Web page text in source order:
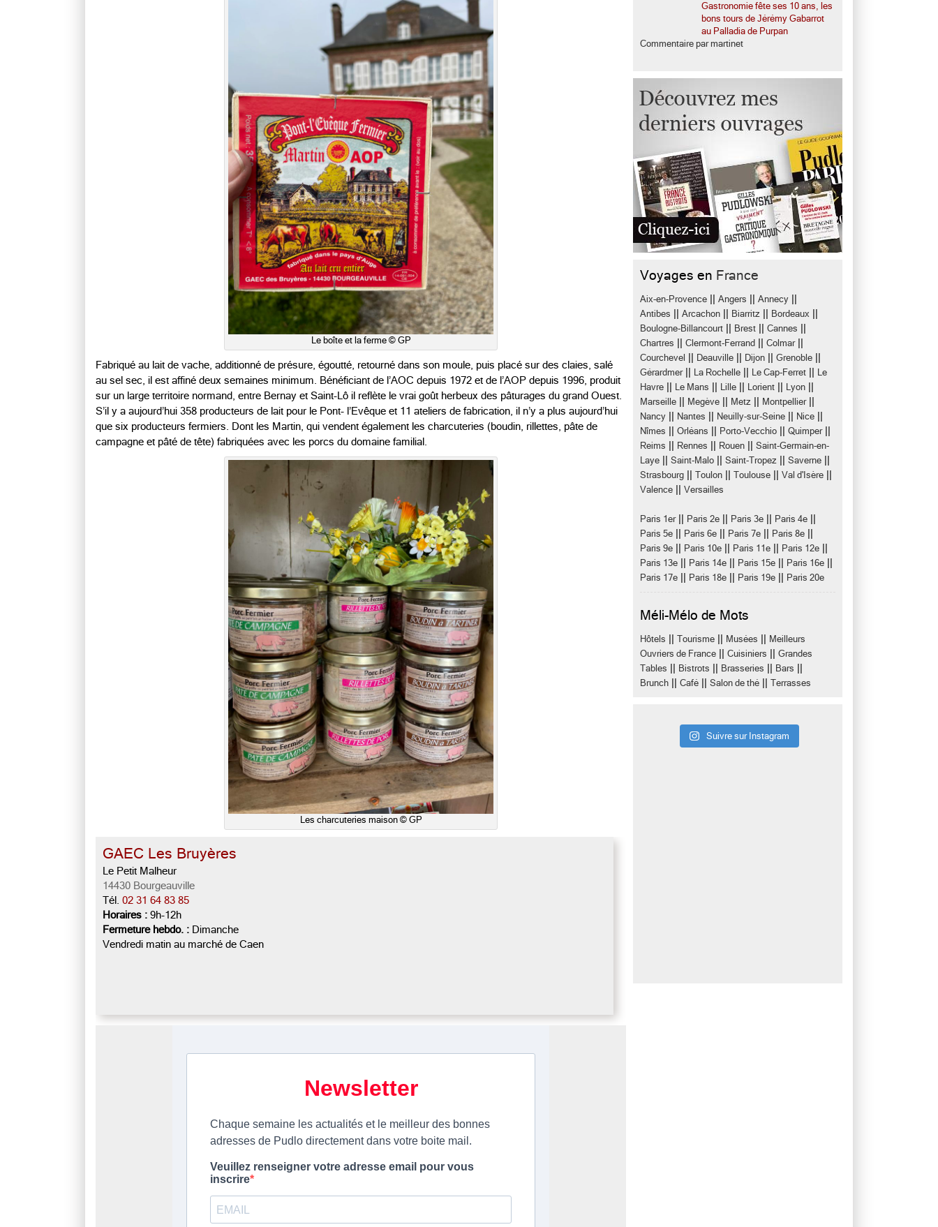
Le boîte et la ferme © GP
Fabriqué au lait de vache, additionné de présure, égoutté, retourné dans son moule, puis placé sur des claies, salé
au sel sec, il est affiné deux semaines minimum. Bénéficiant de l’AOC depuis 1972 et de l’AOP depuis 1996, produit
sur un large territoire normand, entre Bernay et Saint-Lô il reflète le vrai goût herbeux des pâturages du grand Ouest.
S’il y a aujourd’hui 358 producteurs de lait pour le Pont- l’Evêque et 11 ateliers de fabrication, il n’y a plus aujourd’hui
que six producteurs fermiers. Dont les Martin, qui vendent également les charcuteries (boudin, rillettes, pâte de
campagne et pâté de tête) fabriquées avec les porcs du domaine familial.
Les charcuteries maison © GP
GAEC Les Bruyères
Le Petit Malheur
14430 Bourgeauville
Tél. 02 31 64 83 85
Horaires : 9h-12h
Fermeture hebdo. : Dimanche
Vendredi matin au marché de Caen
Gastronomie fête ses 10 ans, les
bons tours de Jérémy Gabarrot
au Palladia de Purpan
Commentaire par martinet
Voyages en France
Aix-en-Provence Angers Annecy
Antibes Arcachon Biarritz Bordeaux
Boulogne-Billancourt Brest Cannes
Chartres Clermont-Ferrand Colmar||
Courchevel Deauville Dijon Grenoble
Gérardmer|| La Rochelle Le Cap-Ferret
Le
Havre
Le Mans Lille Lorient Lyon
Marseille Megève Metz Montpellier||
Nancy Nantes Neuilly-sur-Seine Nice
Nîmes Orléans Porto-Vecchio Quimper||
Reims Rennes Rouen
Saint-Germain-en-
Laye
Saint-Malo Saint-Tropez Saverne
Strasbourg Toulon Toulouse Val d'Isère
Valence Versailles
Paris 1er|| Paris 2e Paris 3e Paris 4e
Paris 5e Paris 6e Paris 7e Paris 8e
Paris 9e Paris 10e Paris 11e Paris 12e
Paris 13e Paris 14e Paris 15e Paris 16e
Paris 17e Paris 18e Paris 19e Paris 20e
Méli-Mélo de Mots
Hôtels Tourisme Musées
Meilleurs
Ouvriers de France
Cuisiniers
Grandes
Tables
Bistrots Brasseries Bars
Brunch Café Salon de thé Terrasses
Suivre sur Instagram